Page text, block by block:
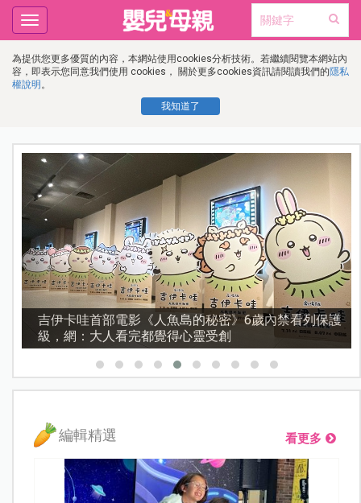
為提供您更多優質的內容，本網站使用cookies分析技術。若繼續閱覽本網站內
容，即表示您同意我們使用 cookies， 關於更多cookies資訊請閱讀我們的隱私
權說明 。
我知道了
Toggle
navigation
資優教育15問！師鐸獎名師陳宥妤：資優教育的核心，
不是成績而是讀懂孩子的心理準備度
編輯精選 看更多